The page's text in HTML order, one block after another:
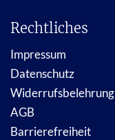
Rechtliches
Impressum
Datenschutz
Widerrufsbelehrung
AGB
Barrierefreiheit